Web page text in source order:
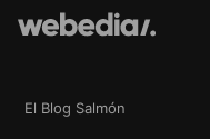
El Blog Salmón